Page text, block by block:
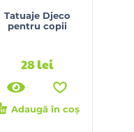
Tatuaje Djeco
pentru copii
28lei
Adaugă în coș